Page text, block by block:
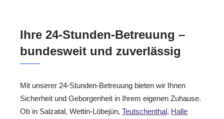
Ihre 24-Stunden-Betreuung –
bundesweit und zuverlässig
Mit unserer 24-Stunden-Betreuung bieten wir Ihnen
Sicherheit und Geborgenheit in Ihrem eigenen Zuhause.
Ob in Salzatal, Wettin-Löbejün, Teutschenthal, Halle